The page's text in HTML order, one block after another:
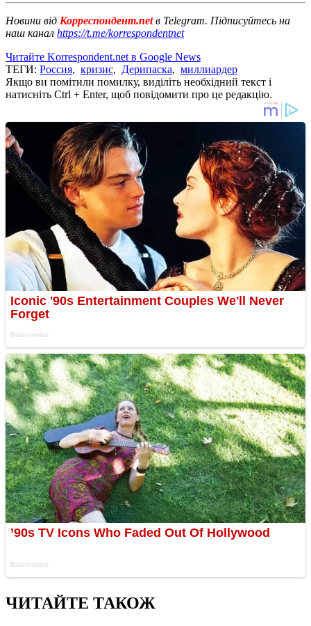
Новини від Корреспондент.netв Telegram. Підписуйтесь на
наш канал https://t.me/korrespondentnet
Читайте Korrespondent.net в Google News
ТЕГИ: Россия, кризис, Дерипаска, миллиардер
Якщо ви помітили помилку, виділіть необхідний текст і
натисніть Ctrl + Enter, щоб повідомити про це редакцію.
ЧИТАЙТЕ ТАКОЖ